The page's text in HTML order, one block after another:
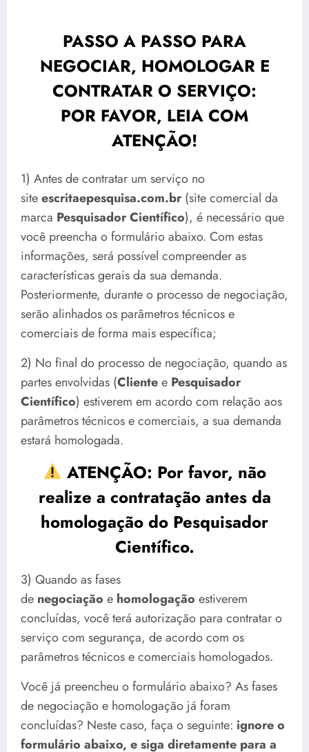
PASSO A PASSO PARA
NEGOCIAR, HOMOLOGAR E
CONTRATAR O SERVIÇO:
POR FAVOR, LEIA COM
ATENÇÃO!
1) Antes de contratar um serviço no
siteescritaepesquisa.com.br (site comercial da
marca Pesquisador Científico), é necessário que
você preencha o formulário abaixo. Com estas
informações, será possível compreender as
características gerais da sua demanda.
Posteriormente, durante o processo de negociação,
serão alinhados os parâmetros técnicos e
comerciais de forma mais específica;
2) No final do processo de negociação, quando as
partes envolvidas (Clientee Pesquisador
Científico) estiverem em acordo com relação aos
parâmetros técnicos e comerciais, a sua demanda
estará homologada.
ATENÇÃO: Por favor, não
realize a contratação antes da
homologação do Pesquisador
Científico.
3) Quando as fases
de negociação e homologação estiverem
concluídas, você terá autorização para contratar o
serviço com segurança, de acordo com os
parâmetros técnicos e comerciais homologados.
Você já preencheu o formulário abaixo? As fases
de negociação e homologação já foram
concluídas? Neste caso, faça o seguinte: ignore o
formulário abaixo, e siga diretamente para a